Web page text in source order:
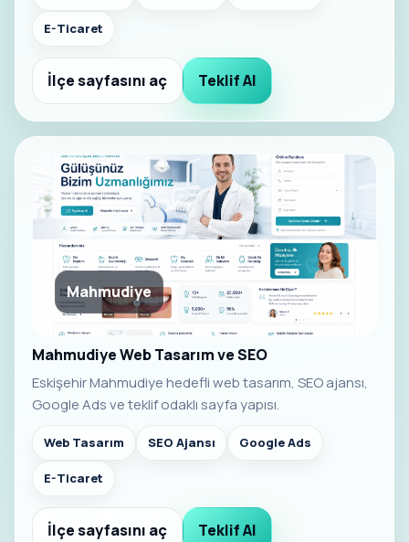
E-Ticaret
İlçe sayfasını aç Teklif Al
Mahmudiye
Mahmudiye Web Tasarım ve SEO
Eskişehir Mahmudiye hedefli web tasarım, SEO ajansı,
Google Ads ve teklif odaklı sayfa yapısı.
Web Tasarım SEO Ajansı Google Ads
E-Ticaret
İlçe sayfasını aç Teklif Al